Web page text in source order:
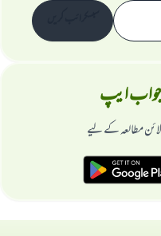
جواب ایپ
مطالعہ کے لیے